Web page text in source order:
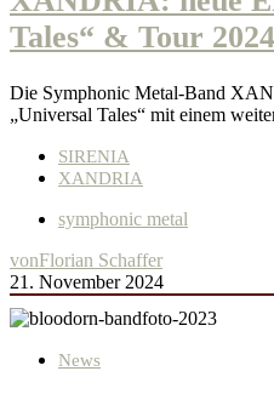
Tales“ & Tour
Die Symphonic Metal-Band
„Universal Tales“ mit einem
SIRENIA
XANDRIA
symphonic metal
vonFlorian Schaffer
21. November 2024
News